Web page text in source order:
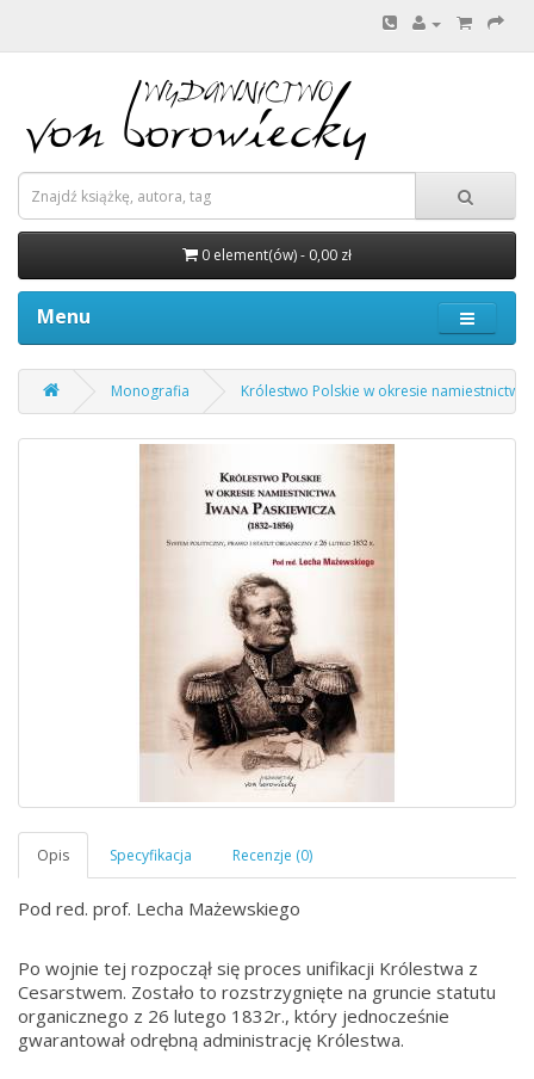
0 element(ów) - 0,00 zł
Menu
Monografia Królestwo Polskie w okresie namiestnictwa
Pod red. prof. Lecha Mażewskiego
Po wojnie tej rozpoczął się proces unifikacji Królestwa z
Cesarstwem. Zostało to rozstrzygnięte na gruncie statutu
organicznego z 26 lutego 1832r., który jednocześnie
gwarantował odrębną administrację Królestwa.